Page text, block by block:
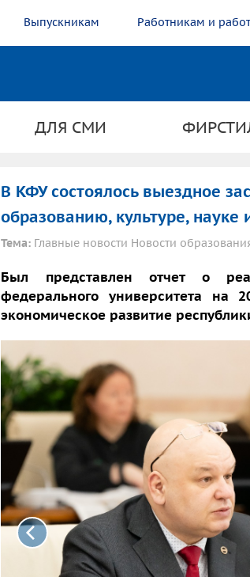
Выпускникам Работникам и
ДЛЯ СМИ
В КФУ состоялось выездное
образованию, культуре,
Тема: Главные новости Новости
Был представлен отчет о
федерального университета на
экономическое развитие